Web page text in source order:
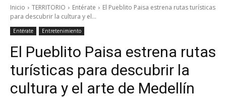
Inicio TERRITORIO Entérate
El Pueblito Paisa estrena rutas turísticas
para descubrir la cultura y el...
Entérate Entretenimiento
El Pueblito Paisa estrena rutas
turísticas para descubrir la
cultura y el arte de Medellín